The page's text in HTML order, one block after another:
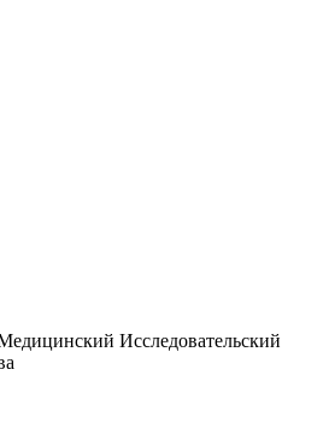
Исследовательский